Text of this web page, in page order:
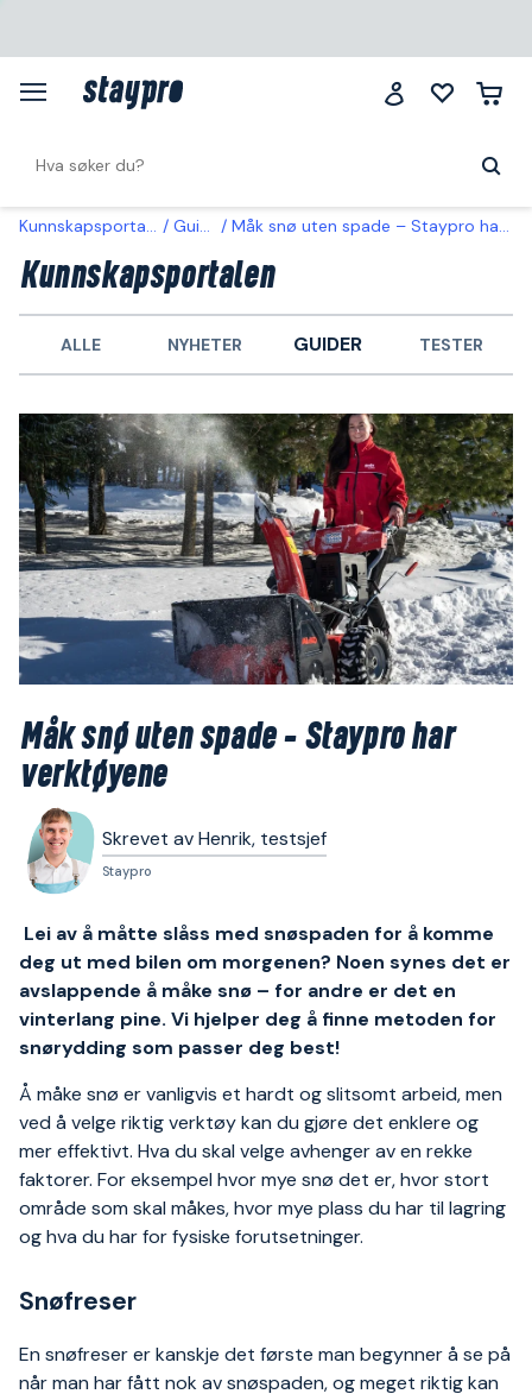
Kunnskapsportalen Guider Måk snø uten spade – Staypro har verktøyene
Kunnskapsportalen
ALLE NYHETER GUIDER TESTER
Måk snø uten spade – Staypro har
verktøyene
Skrevet av Henrik, testsjef
Staypro
Lei av å måtte slåss med snøspaden for å komme
deg ut med bilen om morgenen? Noen synes det er
avslappende å måke snø – for andre er det en
vinterlang pine. Vi hjelper deg å finne metoden for
snørydding som passer deg best!
Å måke snø er vanligvis et hardt og slitsomt arbeid, men
ved å velge riktig verktøy kan du gjøre det enklere og
mer effektivt. Hva du skal velge avhenger av en rekke
faktorer. For eksempel hvor mye snø det er, hvor stort
område som skal måkes, hvor mye plass du har til lagring
og hva du har for fysiske forutsetninger.
Snøfreser
En snøfreser er kanskje det første man begynner å se på
når man har fått nok av snøspaden, og meget riktig kan